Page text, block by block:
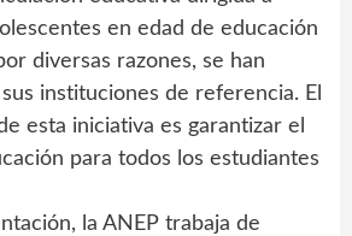
en edad de educación
diversas razones, se han
instituciones de referencia. El
esta iniciativa es garantizar el
para todos los estudiantes
la ANEP trabaja de